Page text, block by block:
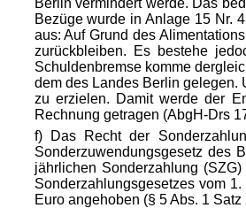
Berlin vermindert werde. Das
Bezüge wurde in Anlage 15 Nr.
aus: Auf Grund des
zurückbleiben. Es bestehe
Schuldenbremse komme
dem des Landes Berlin gelegen.
zu erzielen. Damit werde der
Rechnung getragen (AbgH-Drs
f) Das Recht der
Sonderzuwendungsgesetz des
jährlichen Sonderzahlung
Sonderzahlungsgesetzes vom
Euro angehoben (§ 5 Abs. 1